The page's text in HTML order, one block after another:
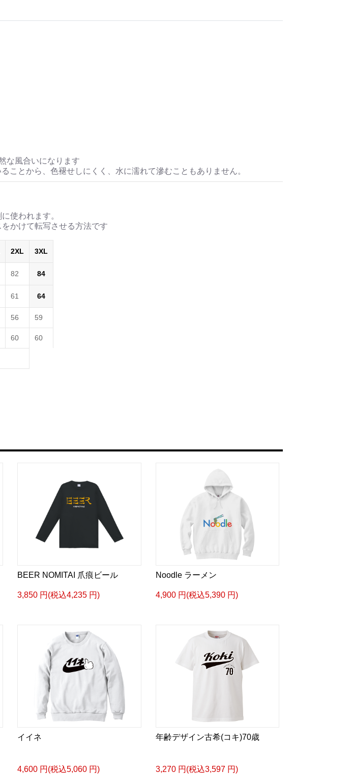
な風合いになります
ことから、色褪せしにくく、水に濡れて滲むこともありません。
使われます。
かけて転写させる方法です
2XL 3XL
82 84
61 64
56 59
60 60
BEER NOMITAI 爪痕ビール
3,850 円(税込4,235 円)
Noodle ラーメン
4,900 円(税込5,390 円)
イイネ
4,600 円(税込5,060 円)
年齢デザイン古希(コキ)70歳
3,270 円(税込3,597 円)